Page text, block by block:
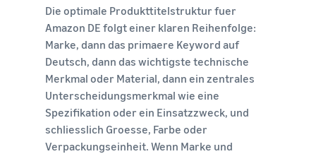
Die optimale Produkttitelstruktur fuer
Amazon DE folgt einer klaren Reihenfolge:
Marke, dann das primaere Keyword auf
Deutsch, dann das wichtigste technische
Merkmal oder Material, dann ein zentrales
Unterscheidungsmerkmal wie eine
Spezifikation oder ein Einsatzzweck, und
schliesslich Groesse, Farbe oder
Verpackungseinheit. Wenn Marke und